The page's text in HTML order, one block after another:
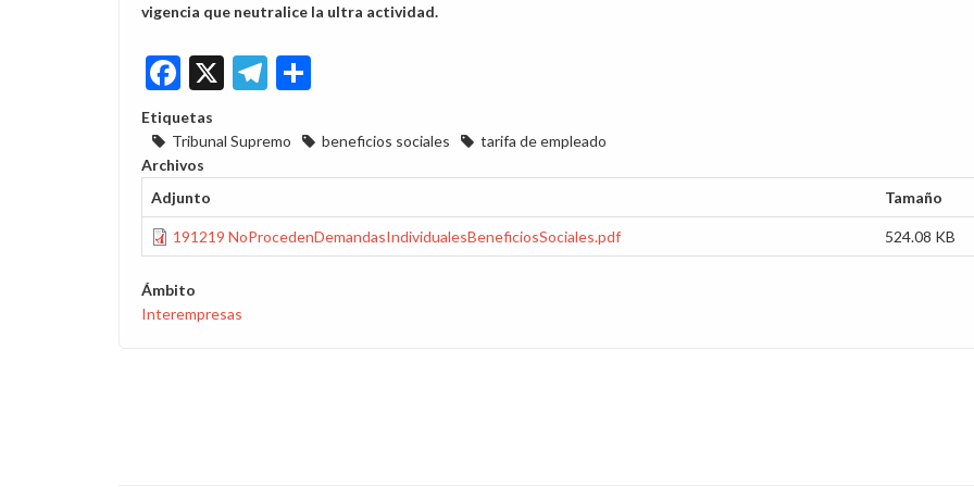
vigencia que neutralice la ultra actividad.
Facebook
X Telegram
Etiquetas
Tribunal Supremo
beneficios sociales
tarifa de empleado
Archivos
Adjunto
Tamaño
191219 NoProcedenDemandasIndividualesBeneficiosSociales.pdf 524.08 KB
Ámbito
Interempresas